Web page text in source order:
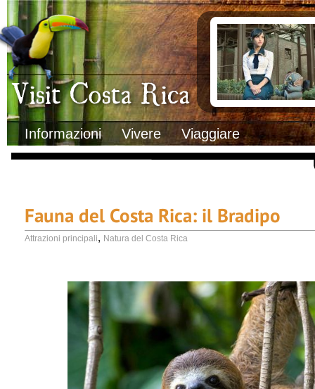
Visit Costa Rica
Informazioni Vivere Viaggiare
Clima
Geografia
Informazioni Geografiche
Letteratura e cultura
Gastronomia
Lo sapevi che
Musica
Natura
Storia
Trasporti Interni
Documenti
Italiani in Costa
L’ambasciata
Opportunità
Fauna del Costa Rica: il Bradipo
Attrazioni principali, Natura del Costa Rica